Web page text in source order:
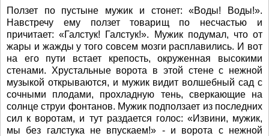
Ползет по пустыне мужик и стонет: «Воды! Воды!».
Навстречу ему ползет товарищ по несчастью и
причитает: «Галстук! Галстук!». Мужик подумал, что от
жары и жажды у того совсем мозги расплавились. И вот
на его пути встает крепость, окруженная высокими
стенами. Хрустальные ворота в этой стене с нежной
музыкой открываются, и мужик видит волшебный сад с
сочными плодами, прохладную тень, сверкающие на
солнце струи фонтанов. Мужик подползает из последних
сил к воротам, и тут раздается голос: «Извини, мужик,
мы без галстука не впускаем!» - и ворота с нежной